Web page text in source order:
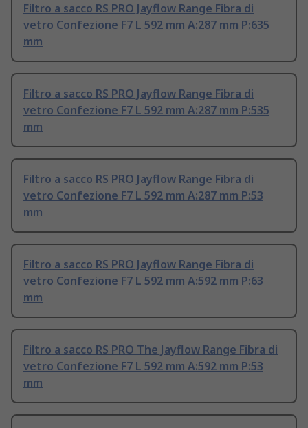
Filtro a sacco RS PRO Jayflow Range Fibra di
vetro Confezione F7 L 592 mm A:287 mm P:635
mm
Filtro a sacco RS PRO Jayflow Range Fibra di
vetro Confezione F7 L 592 mm A:287 mm P:535
mm
Filtro a sacco RS PRO Jayflow Range Fibra di
vetro Confezione F7 L 592 mm A:287 mm P:53
mm
Filtro a sacco RS PRO Jayflow Range Fibra di
vetro Confezione F7 L 592 mm A:592 mm P:63
mm
Filtro a sacco RS PRO The Jayflow Range Fibra di
vetro Confezione F7 L 592 mm A:592 mm P:53
mm